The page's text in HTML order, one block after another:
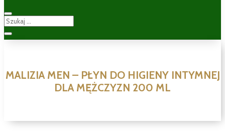
MALIZIA MEN – PŁYN DO HIGIENY INTYMNEJ
DLA MĘŻCZYZN 200 ML